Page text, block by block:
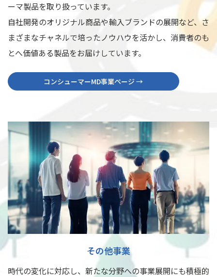
ーマ製品を取り扱っています。
自社開発のオリジナル商品や輸入ブランドの展開など、さ
まざまなチャネルで培ったノウハウを活かし、消費者のも
とへ価値ある製品をお届けしています。
コンシューマーMD事業ページ →
その他事業
時代の変化に対応し、新たな分野への事業展開にも積極的